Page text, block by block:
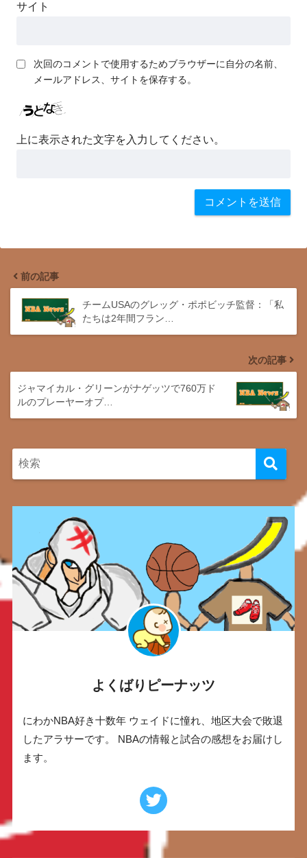
サイト
次回のコメントで使用するためブラウザーに自分の名前、
メールアドレス、サイトを保存する。
上に表示された文字を入力してください。
前の記事
チームUSAのグレッグ・ポポビッチ監督：「私
たちは2年間フラン…
次の記事
ジャマイカル・グリーンがナゲッツで760万ド
ルのプレーヤーオプ…
よくばりピーナッツ
にわかNBA好き十数年 ウェイドに憧れ、地区大会で敗退
したアラサーです。 NBAの情報と試合の感想をお届けし
ます。